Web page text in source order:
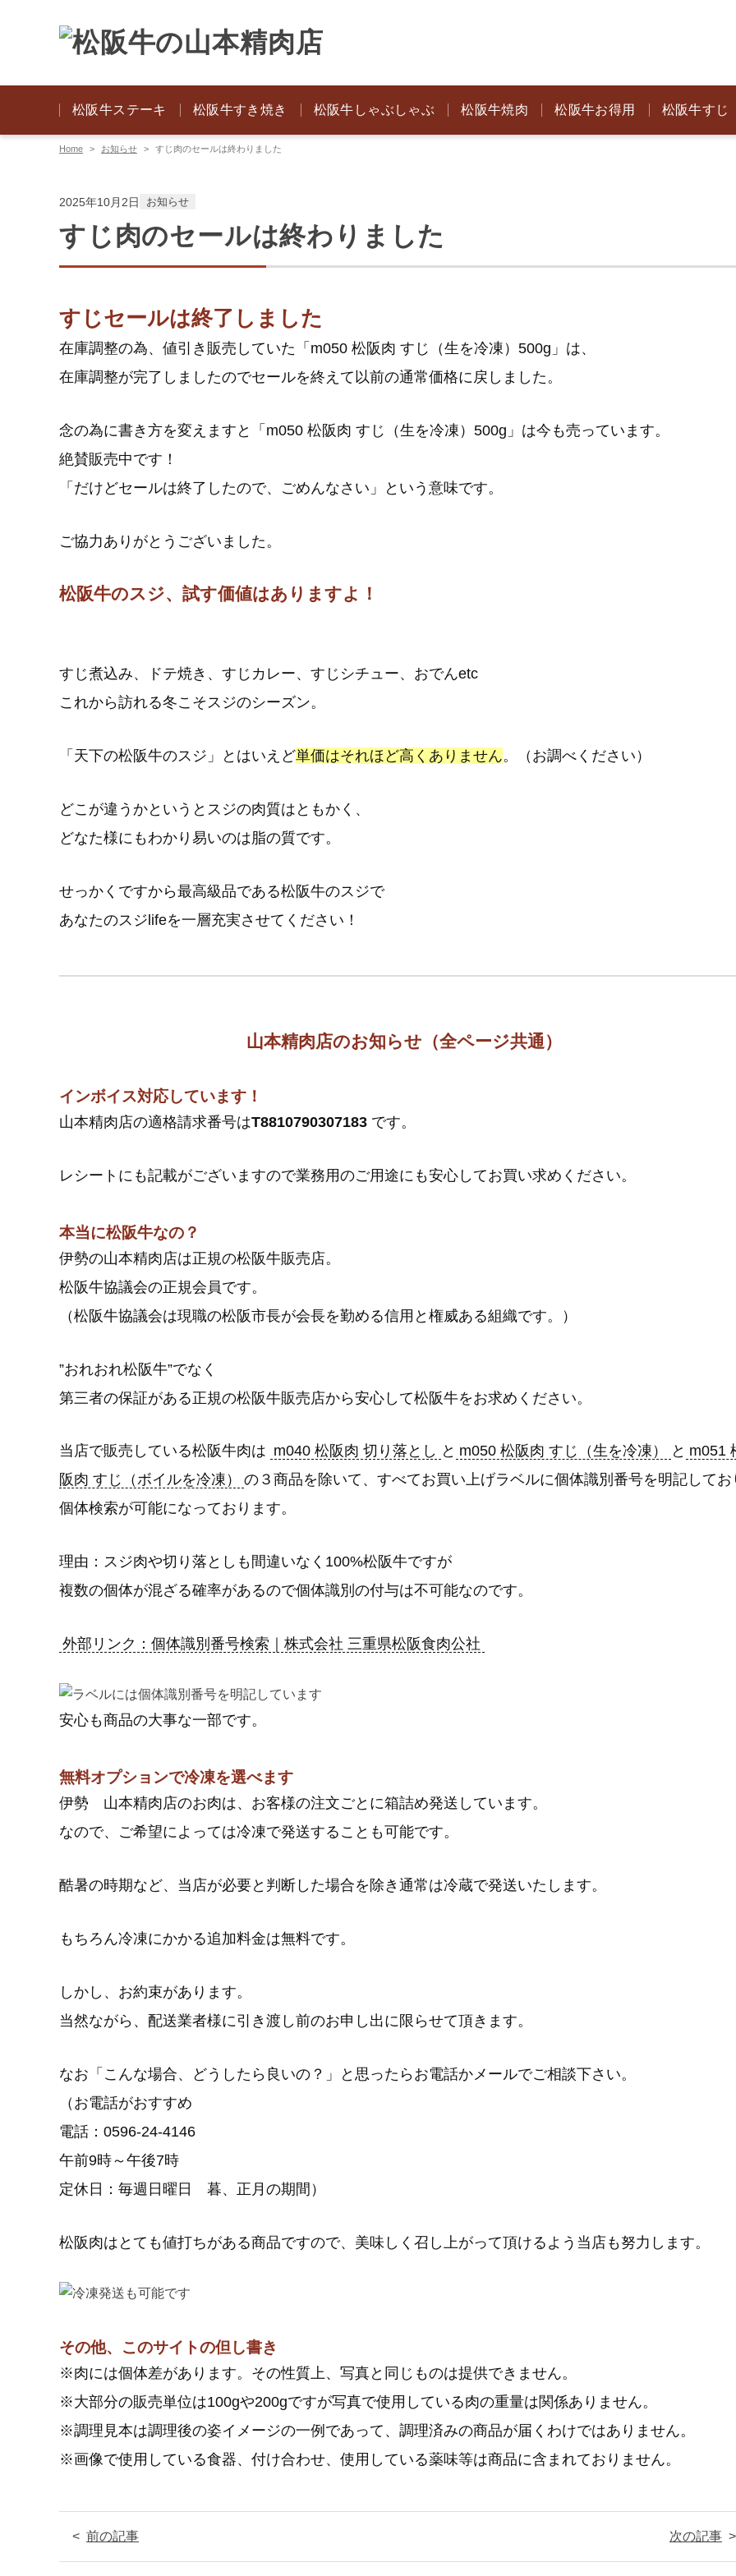
松阪牛ステーキ 松阪牛すき焼き 松阪牛しゃぶしゃぶ 松阪牛焼肉 松阪牛お得用 松阪牛すじ
Home お知らせ すじ肉のセールは終わりました
2025年10月2日 お知らせ
すじ肉のセールは終わりました
すじセールは終了しました
在庫調整の為、値引き販売していた「m050 松阪肉 すじ（生を冷凍）500g」は、
在庫調整が完了しましたのでセールを終えて以前の通常価格に戻しました。
念の為に書き方を変えますと「m050 松阪肉 すじ（生を冷凍）500g」は今も売っています。
絶賛販売中です！
「だけどセールは終了したので、ごめんなさい」という意味です。
ご協力ありがとうございました。
松阪牛のスジ、試す価値はありますよ！
すじ煮込み、ドテ焼き、すじカレー、すじシチュー、おでんetc
これから訪れる冬こそスジのシーズン。
「天下の松阪牛のスジ」とはいえど単価はそれほど高くありません。（お調べください）
どこが違うかというとスジの肉質はともかく、
どなた様にもわかり易いのは脂の質です。
せっかくですから最高級品である松阪牛のスジで
あなたのスジlifeを一層充実させてください！
山本精肉店のお知らせ（全ページ共通）
インボイス対応しています！
山本精肉店の適格請求番号はT8810790307183 です。
レシートにも記載がございますので業務用のご用途にも安心してお買い求めください。
本当に松阪牛なの？
伊勢の山本精肉店は正規の松阪牛販売店。
松阪牛協議会の正規会員です。
（松阪牛協議会は現職の松阪市長が会長を勤める信用と権威ある組織です。）
”おれおれ松阪牛”でなく
第三者の保証がある正規の松阪牛販売店から安心して松阪牛をお求めください。
当店で販売している松阪牛肉は m040 松阪肉 切り落とし と m050 松阪肉 すじ（生を冷凍） と m051
阪肉 すじ（ボイルを冷凍）
の３商品を除いて、すべてお買い上げラベルに個体識別番号を明記してお
個体検索が可能になっております。
理由：スジ肉や切り落としも間違いなく100%松阪牛ですが
複数の個体が混ざる確率があるので個体識別の付与は不可能なのです。
外部リンク：個体識別番号検索｜株式会社 三重県松阪食肉公社
安心も商品の大事な一部です。
無料オプションで冷凍を選べます
伊勢 山本精肉店のお肉は、お客様の注文ごとに箱詰め発送しています。
なので、ご希望によっては冷凍で発送することも可能です。
酷暑の時期など、当店が必要と判断した場合を除き通常は冷蔵で発送いたします。
もちろん冷凍にかかる追加料金は無料です。
しかし、お約束があります。
当然ながら、配送業者様に引き渡し前のお申し出に限らせて頂きます。
なお「こんな場合、どうしたら良いの？」と思ったらお電話かメールでご相談下さい。
（お電話がおすすめ
電話：0596-24-4146
午前9時～午後7時
定休日：毎週日曜日 暮、正月の期間）
松阪肉はとても値打ちがある商品ですので、美味しく召し上がって頂けるよう当店も努力します。
その他、このサイトの但し書き
※肉には個体差があります。その性質上、写真と同じものは提供できません。
※大部分の販売単位は100gや200gですが写真で使用している肉の重量は関係ありません。
※調理見本は調理後の姿イメージの一例であって、調理済みの商品が届くわけではありません。
※画像で使用している食器、付け合わせ、使用している薬味等は商品に含まれておりません。
前の記事 次の記事